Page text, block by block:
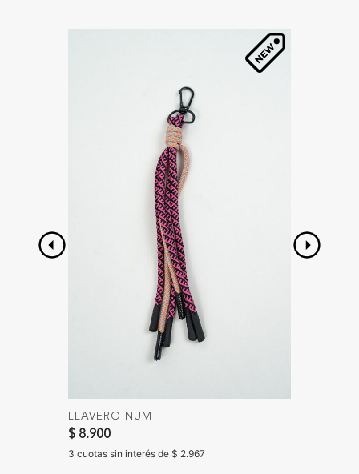
LLAVERO NUM
$ 8.900
3 cuotas sin interés de $ 2.967